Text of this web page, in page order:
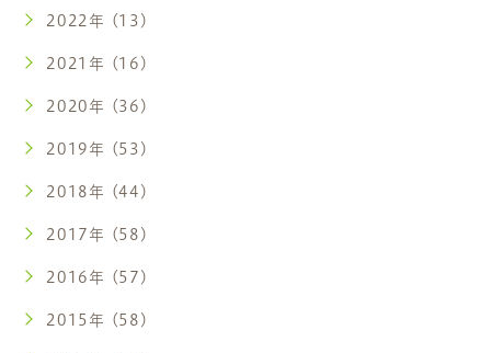
2022年 (13)
2021年 (16)
2020年 (36)
2019年 (53)
2018年 (44)
2017年 (58)
2016年 (57)
2015年 (58)